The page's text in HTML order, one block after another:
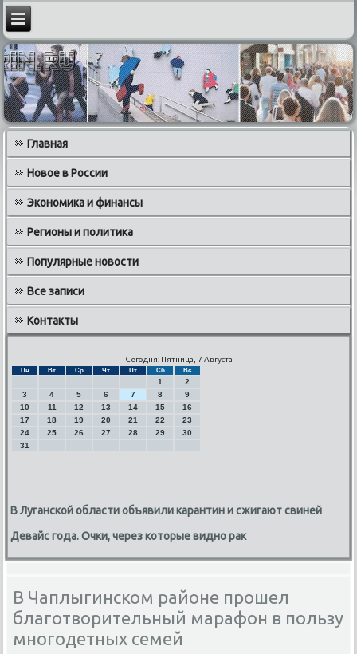
Главная
Новое в России
Экономика и финансы
Регионы и политика
Популярные новости
Все записи
Контакты
Сегодня: Пятница, 7 Августа
Пн Вт Ср Чт Пт Сб Вс
1
2
3
4 5 6 7 8
9
10
11 12 13 14 15
16
17
18 19 20 21 22
23
24
25 26 27 28 29
30
31
В Луганской области объявили карантин и сжигают свиней
Девайс года. Очки, через которые видно рак
В Чаплыгинском районе прошел
благотворительный марафон в пользу
многодетных семей